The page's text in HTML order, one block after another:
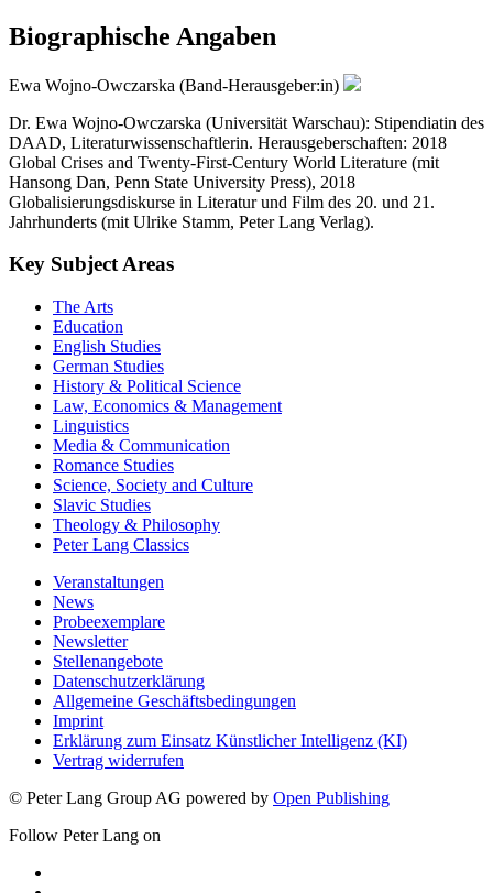
Biographische Angaben
Ewa Wojno-Owczarska (Band-Herausgeber:in)
Dr. Ewa Wojno-Owczarska (Universität Warschau): Stipendiatin des
DAAD, Literaturwissenschaftlerin. Herausgeberschaften: 2018
Global Crises and Twenty-First-Century World Literature (mit
Hansong Dan, Penn State University Press), 2018
Globalisierungsdiskurse in Literatur und Film des 20. und 21.
Jahrhunderts (mit Ulrike Stamm, Peter Lang Verlag).
Key Subject Areas
The Arts
Education
English Studies
German Studies
History & Political Science
Law, Economics & Management
Linguistics
Media & Communication
Romance Studies
Science, Society and Culture
Slavic Studies
Theology & Philosophy
Peter Lang Classics
Veranstaltungen
News
Probeexemplare
Newsletter
Stellenangebote
Datenschutzerklärung
Allgemeine Geschäftsbedingungen
Imprint
Erklärung zum Einsatz Künstlicher Intelligenz (KI)
Vertrag widerrufen
© Peter Lang Group AG powered by Open Publishing
Follow Peter Lang on